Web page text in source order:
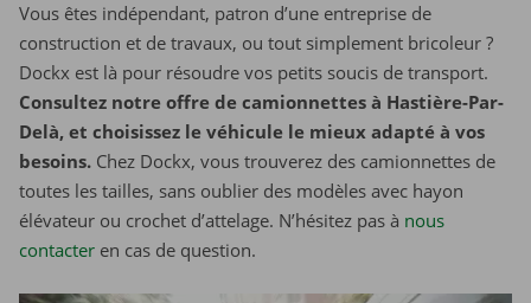
Vous êtes indépendant, patron d’une entreprise de
construction et de travaux, ou tout simplement bricoleur ?
Dockx est là pour résoudre vos petits soucis de transport.
Consultez notre offre de camionnettes à Hastière-Par-
Delà, et choisissez le véhicule le mieux adapté à vos
besoins. Chez Dockx, vous trouverez des camionnettes de
toutes les tailles, sans oublier des modèles avec hayon
élévateur ou crochet d’attelage. N’hésitez pas à nous
contacter ​​​​​​​ en cas de question.